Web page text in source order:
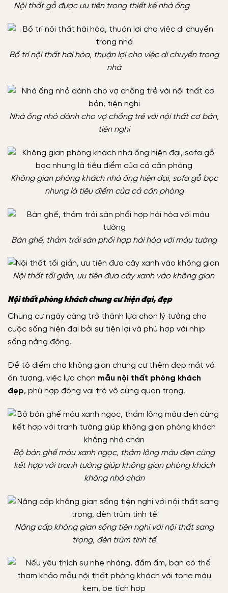
Nội thất gỗ được ưu tiên trong thiết kế nhà ống
Bố trí nội thất hài hòa, thuận lợi cho việc di chuyển trong
nhà
Nhà ống nhỏ dành cho vợ chồng trẻ với nội thất cơ bản,
tiện nghi
Không gian phòng khách nhà ống hiện đại, sofa gỗ bọc
nhung là tiêu điểm của cả căn phòng
Bàn ghế, thảm trải sàn phối hợp hài hòa với màu tường
Nội thất tối giản, ưu tiên đưa cây xanh vào không gian
Nội thất phòng khách chung cư hiện đại, đẹp
Chung cư ngày càng trở thành lựa chọn lý tưởng cho
cuộc sống hiện đại bởi sự tiện lợi và phù hợp với nhịp
sống năng động.
Để tô điểm cho không gian chung cư thêm đẹp mắt và
ấn tượng, việc lựa chọn mẫu nội thất phòng khách
đẹp, phù hợp đóng vai trò vô cùng quan trọng.
Bộ bàn ghế màu xanh ngọc, thảm lông màu đen cùng
kết hợp với tranh tường giúp không gian phòng khách
không nhà chán
Nâng cấp không gian sống tiện nghi với nội thất sang
trọng, đèn trùm tinh tế